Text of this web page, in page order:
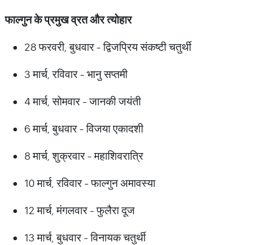
फाल्गुनकेप्रमुखव्रतऔरत्योहार
28 फरवरी, बुधवार - द्विजप्रिय संकष्टी चतुर्थी
3 मार्च, रविवार - भानु सप्तमी
4 मार्च, सोमवार - जानकी जयंती
6 मार्च, बुधवार - विजया एकादशी
8 मार्च, शुक्रवार - महाशिवरात्रि
10 मार्च, रविवार - फाल्गुन अमावस्या
12 मार्च, मंगलवार - फुलैरा दूज
13 मार्च, बुधवार - विनायक चतुर्थी